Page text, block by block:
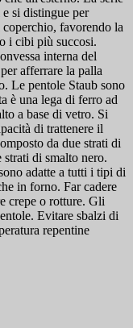
si distingue per
favorendo la
i cibi più succosi.
interna del
afferrare la palla
Le pentole Staub sono
è una lega di ferro ad
a base di vetro. Si
di trattenere il
da due strati di
strati di smalto nero.
adatte a tutti i tipi di
in forno. Far cadere
crepe o rotture. Gli
Evitare sbalzi di
repentine